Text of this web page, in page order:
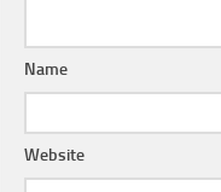
Name
Website